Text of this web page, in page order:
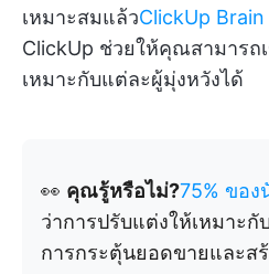
เหมาะสมแล้วClickUp Brain
ClickUp ช่วยให้คุณสามารถ
เหมาะกับแต่ละผู้มุ่งหวังได้
👀 คุณรู้หรือไม่?75% ของ
ว่าการปรับแต่งให้เหมาะ
การกระตุ้นยอดขายและส